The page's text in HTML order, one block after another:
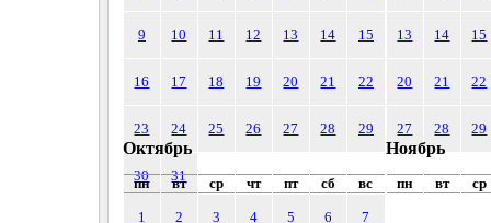
9 10 11 12 13 14 15
16 17 18 19 20 21 22
23 24 25 26 27 28 29
30 31
13 14 15
20 21 22
27 28 29
Октябрь
пн вт ср чт пт сб вс
1 2 3 4 5 6 7
Ноябрь
пн вт ср